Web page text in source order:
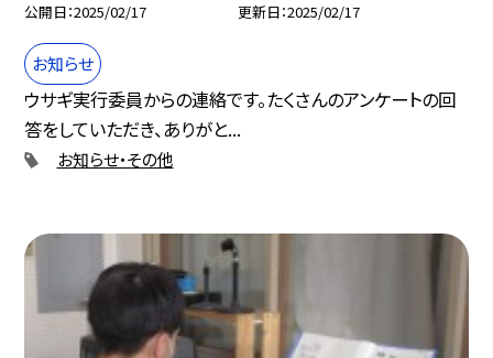
公開日 2025/02/17 更新日 2025/02/17
お知らせ
ウサギ実行委員からの連絡です。たくさんのアンケートの回
答をしていただき、ありがと...
お知らせ・その他